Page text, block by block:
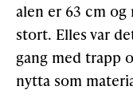
alen er 63 cm og
stort. Elles var
gang med trapp
nytta som